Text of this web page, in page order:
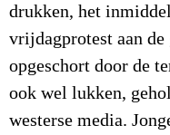
drukken, het
vrijdagprotest aan
opgeschort door de
ook wel lukken,
westerse media.